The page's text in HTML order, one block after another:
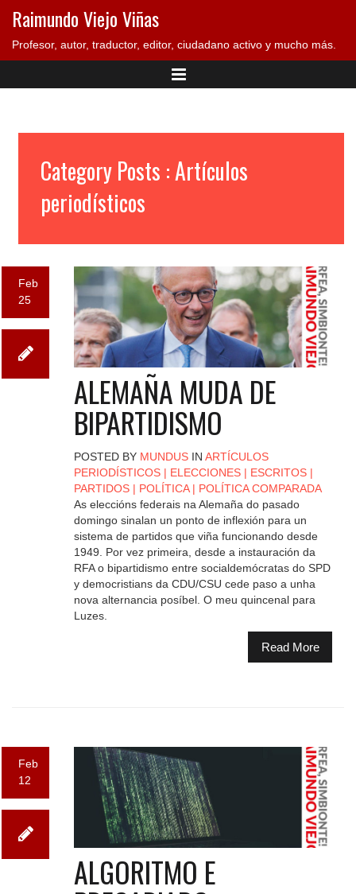
Raimundo Viejo Viñas
Profesor, autor, traductor, editor, ciudadano activo y mucho más.
Category Posts : Artículos
periodísticos
Feb
25
ALEMAÑA MUDA DE
BIPARTIDISMO
POSTED BY MUNDUSIN ARTÍCULOS
PERIODÍSTICOS| ELECCIONES| ESCRITOS|
PARTIDOS| POLÍTICA| POLÍTICA COMPARADA
As eleccións federais na Alemaña do pasado
domingo sinalan un ponto de inflexión para un
sistema de partidos que viña funcionando desde
1949. Por vez primeira, desde a instauración da
RFA o bipartidismo entre socialdemócratas do SPD
y democristians da CDU/CSU cede paso a unha
nova alternancia posíbel. O meu quincenal para
Luzes.
Read More
Feb
12
ALGORITMO E